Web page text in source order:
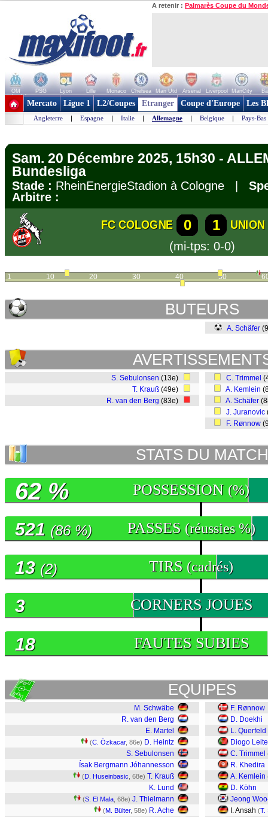
A retenir : Palmarès Coupe du
OM PSG Lyon Lille Monaco Chelsea Man Utd Arsenal Liverpool ManCity
+ de clubs
Mercato Ligue 1 L2/Coupes Etranger Coupe d'Europe Les
Angleterre | Espagne | Italie | Allemagne | Belgique | Pays-Bas
Sam. 20 Décembre 2025, 15h30 -
Bundesliga
Stade : RheinEnergieStadion à Cologne |
Arbitre :
FC COLOGNE 0 1
(mi-tps: 0-0)
1 10 20 30 40 50
BUTEURS
A. Schäfer
S. Sebulonsen (13e)
T. Krauß (49e)
R. van den Berg (83e)
C. Trimmel
A. Kemlein
A. Schäfer
J. Juranovic
F. Rønnow
STATS DU MATCH
POSSESSION (%)
62 %
PASSES (réussies %)
521 (86 %)
TIRS (cadrés)
13 (2)
CORNERS JOUES
3
FAUTES SUBIES
18
EQUIPES
M. Schwäbe
R. van den Berg
E. Martel
(C. Özkacar, 86e) D. Heintz
S. Sebulonsen
Ísak Bergmann Jóhannesson
(D. Huseinbasic , 68e) T. Krauß
K. Lund
(S. El Mala , 68e) J. Thielmann
(M. Bülter, 58e) R. Ache
F. Rønnow
D. Doekhi
L. Querfeld
Diogo Leite
C. Trimmel
R. Khedira
A. Kemlein
D. Köhn
Jeong
I. Ansah (T.